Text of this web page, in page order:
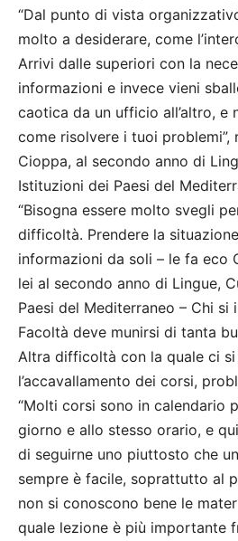
“Dal punto di vista
molto a desiderare, come
Arrivi dalle superiori con la
informazioni e invece vieni
caotica da un ufficio all’altro, e
come risolvere i tuoi problemi”,
Cioppa, al secondo anno di
Istituzioni dei Paesi del
“Bisogna essere molto svegli
difficoltà. Prendere la
informazioni da soli – le fa eco
lei al secondo anno di Lingue,
Paesi del Mediterraneo – Chi si
Facoltà deve munirsi di tanta
Altra difficoltà con la quale ci
l’accavallamento dei corsi,
“Molti corsi sono in calendario
giorno e allo stesso orario, e
di seguirne uno piuttosto che
sempre è facile, soprattutto al
non si conoscono bene le
quale lezione è più importante